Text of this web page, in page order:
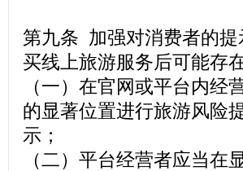
第九条 加强对消费者的
买线上旅游服务后可能存
（一）在官网或平台内经
的显著位置进行旅游风险
示；
（二）平台经营者应当在